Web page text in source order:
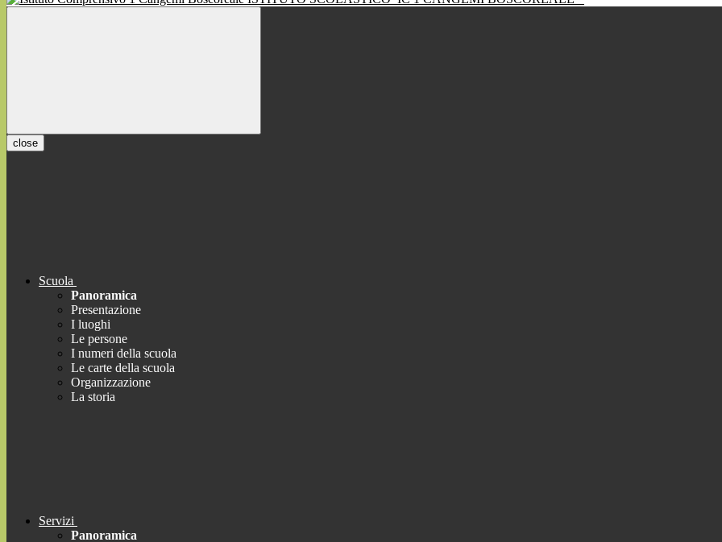
close
Scuola
Panoramica
Presentazione
I luoghi
Le persone
I numeri della scuola
Le carte della scuola
Organizzazione
La storia
Servizi
Panoramica